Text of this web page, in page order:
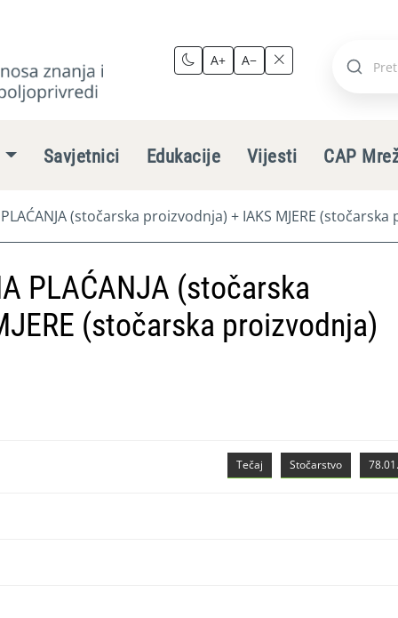
A+ A−
Pretraži
Savjetnici Edukacije Vijesti CAP
PLAĆANJA (stočarska proizvodnja) + IAKS MJERE
PLAĆANJA (stočarska
(stočarska proizvodnja)
Stočarstvo
Tečaj